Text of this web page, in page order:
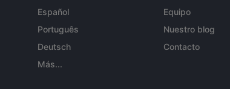
Español
Português
Deutsch
Más...
Equipo
Nuestro blog
Contacto